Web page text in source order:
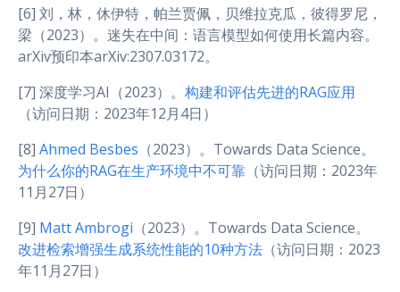
[6] 刘，林，休伊特，帕兰贾佩，贝维拉克瓜，彼得罗尼，
梁（2023）。迷失在中间：语言模型如何使用长篇内容。
arXiv预印本arXiv:2307.03172。
[7] 深度学习AI（2023）。 构建和评估先进的RAG应用
（访问日期：2023年12月4日）
[8] Ahmed Besbes （2023）。Towards Data Science。
为什么你的RAG在生产环境中不可靠 （访问日期：2023年
11月27日）
[9] Matt Ambrogi （2023）。Towards Data Science。
改进检索增强生成系统性能的10种方法 （访问日期：2023
年11月27日）